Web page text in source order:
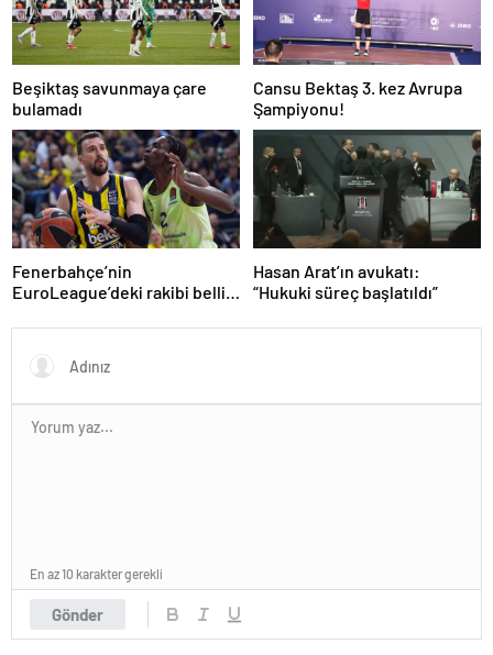
Beşiktaş savunmaya çare
bulamadı
Cansu Bektaş 3. kez Avrupa
Şampiyonu!
Fenerbahçe’nin
EuroLeague’deki rakibi belli
Hasan Arat’ın avukatı:
“Hukuki süreç başlatıldı”
Gönder
En az 10 karakter gerekli